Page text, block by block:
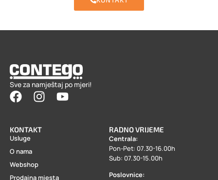
Sve za namještaj po mjeri!
KONTAKT
Usluge
O nama
Webshop
Prodajna mjesta
RADNO VRIJEME
Centrala:
Pon-Pet: 07.30-16.00h
Sub: 07.30-15.00h
Poslovnice: